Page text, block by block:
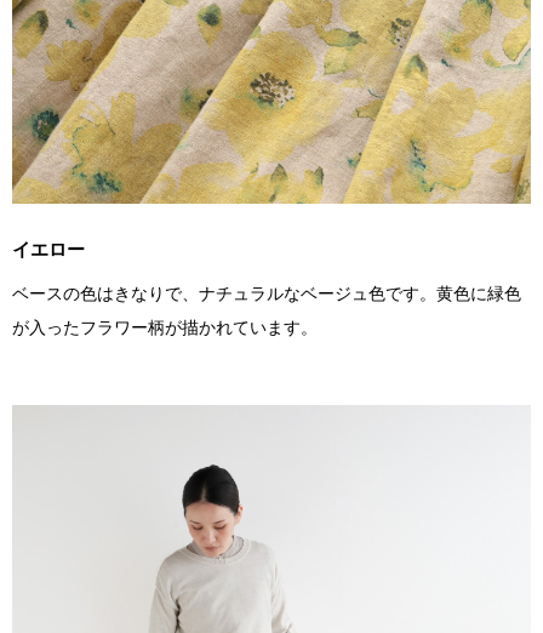
イエロー
ベースの色はきなりで、ナチュラルなベージュ色です。黄色に緑色
が入ったフラワー柄が描かれています。